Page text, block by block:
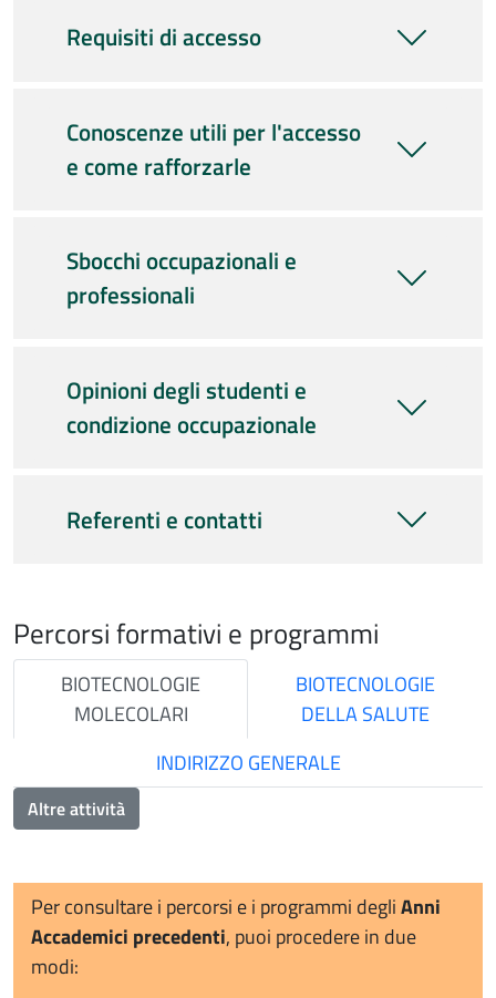
Requisiti di accesso
Conoscenze utili per l'accesso
e come rafforzarle
Sbocchi occupazionali e
professionali
Opinioni degli studenti e
condizione occupazionale
Referenti e contatti
Percorsi formativi e programmi
BIOTECNOLOGIE
MOLECOLARI
BIOTECNOLOGIE
DELLA SALUTE
INDIRIZZO GENERALE
Altre attività
Per consultare i percorsi e i programmi degliAnni
Accademici precedenti, puoi procedere in due
modi: